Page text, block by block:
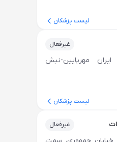
لیست پزشکان
غیرفعال
ایران مهرپایین-نبش
لیست پزشکان
غیرفعال